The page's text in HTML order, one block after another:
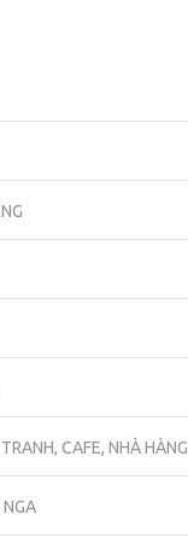
CAFE, NHÀ HÀNG